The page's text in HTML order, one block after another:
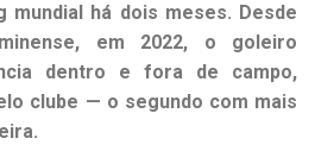
mundial há dois meses. Desde
em 2022, o goleiro
dentro e fora de campo,
clube — o segundo com mais